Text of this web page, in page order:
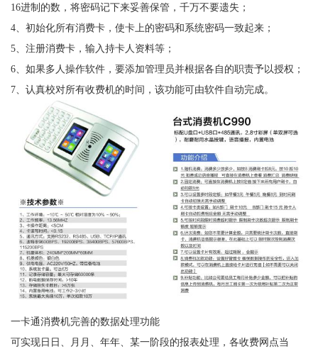
16进制的数，将密码记下来妥善保管，千万不要遗失；
4、初始化所有消费卡，使卡上的密码和系统密码一致起来；
5、注册消费卡，输入持卡人资料等；
6、如果多人操作软件，要添加管理员并根据各自的职责予以授权；
7、认真校对所有收费机的时间，该功能可由软件自动完成。
一卡通消费机完善的数据处理功能
可实现日日、月月、年年、某一阶段的报表处理，各收费网点当